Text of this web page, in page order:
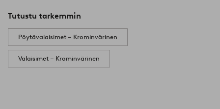
Tutustu tarkemmin
Pöytävalaisimet – Krominvärinen
Valaisimet – Krominvärinen